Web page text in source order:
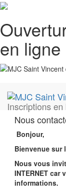
en
Inscriptions
Nous
Bonjour,
Bienvenue sur
Nous vous
INTERNET car
informations.